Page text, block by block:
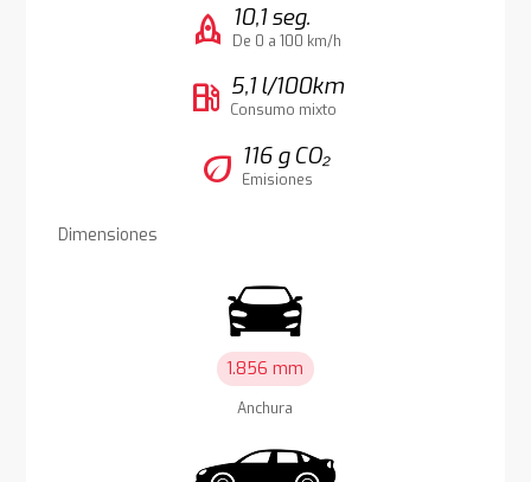
rocket 10,1 seg.
De 0 a 100 km/h
local_gas_station 5,1 l/100km
Consumo mixto
eco 116 g CO₂
Emisiones
Dimensiones
1.856 mm
Anchura